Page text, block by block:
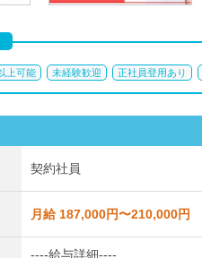
上可能 未経験歓迎 正社員登用あり
契約社員
月給 187,000円〜210,000円
----給与詳細----